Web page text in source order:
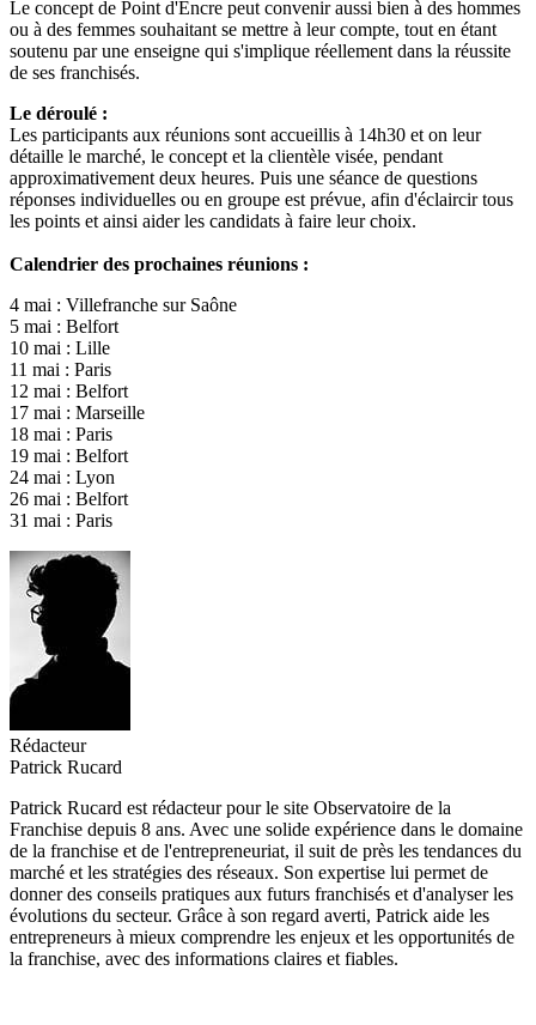
Le concept de Point d'Encre peut convenir aussi bien à des hommes
ou à des femmes souhaitant se mettre à leur compte, tout en étant
soutenu par une enseigne qui s'implique réellement dans la réussite
de ses franchisés.
Le déroulé :
Les participants aux réunions sont accueillis à 14h30 et on leur
détaille le marché, le concept et la clientèle visée, pendant
approximativement deux heures. Puis une séance de questions
réponses individuelles ou en groupe est prévue, afin d'éclaircir tous
les points et ainsi aider les candidats à faire leur choix.
Calendrier des prochaines réunions :
4 mai : Villefranche sur Saône
5 mai : Belfort
10 mai : Lille
11 mai : Paris
12 mai : Belfort
17 mai : Marseille
18 mai : Paris
19 mai : Belfort
24 mai : Lyon
26 mai : Belfort
31 mai : Paris
Rédacteur
Patrick Rucard
Patrick Rucard est rédacteur pour le site Observatoire de la
Franchise depuis 8 ans. Avec une solide expérience dans le domaine
de la franchise et de l'entrepreneuriat, il suit de près les tendances du
marché et les stratégies des réseaux. Son expertise lui permet de
donner des conseils pratiques aux futurs franchisés et d'analyser les
évolutions du secteur. Grâce à son regard averti, Patrick aide les
entrepreneurs à mieux comprendre les enjeux et les opportunités de
la franchise, avec des informations claires et fiables.